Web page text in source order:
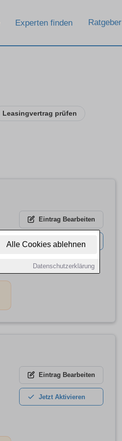
Alle Cookies ablehnen
Datenschutzerklärung
Experten finden Ratgeber
Leasingvertrag prüfen
Eintrag Bearbeiten
Jetzt Aktivieren
Eintrag Bearbeiten
Jetzt Aktivieren